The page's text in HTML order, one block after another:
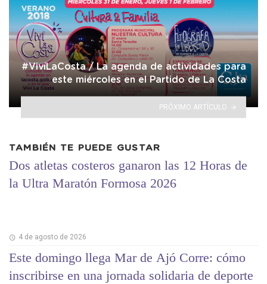
#VivíLaCosta / La agenda de actividades para
este miércoles en el Partido de La Costa
PRÓXIMO ARTÍCULO
TAMBIÉN TE PUEDE GUSTAR
Dos atletas costeros ganaron las 12 Horas de
la Ultra Maratón Formosa 2026
4 de agosto de 2026
Este domingo llega Mar de Ajó Corre: cómo
inscribirse en una jornada solidaria de deporte